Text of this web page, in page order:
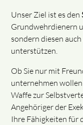
Unser Ziel ist es den
Grundwehrdienern
sondern diesen
unterstützen.
Ob Sie nur mit
unternehmen
Waffe zur
Angehöriger der
Ihre Fähigkeiten für